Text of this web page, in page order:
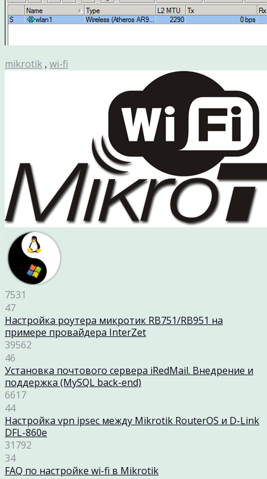
mikrotik , wi-fi
7531
47
Настройка роутера микротик RB751/RB951 на
примере провайдера InterZet
39562
46
Установка почтового сервера iRedMail. Внедрение и
поддержка (MySQL back-end)
6617
44
Настройка vpn ipsec между Mikrotik RouterOS и D-Link
DFL-860e
31792
34
FAQ по настройке wi-fi в Mikrotik